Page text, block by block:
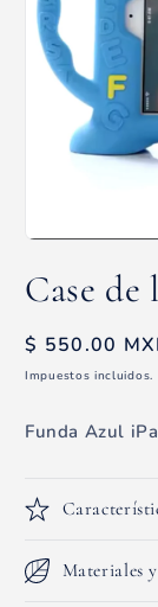
multimedia
1
una
ventana
modal
Case
Precio
habitual
$ 550.00
Impuestos incluidos.
Funda Azul
Materiales